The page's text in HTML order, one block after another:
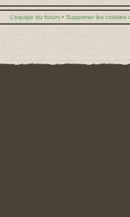
L’équipe du forum • Supprimer les cookies